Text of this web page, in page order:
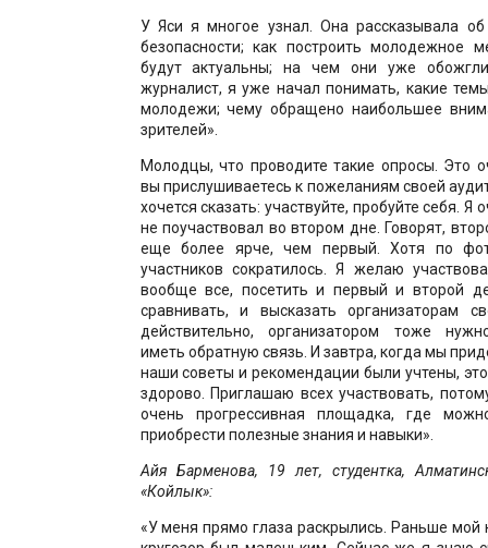
У Яси я многое узнал. Она рассказывала
безопасности; как построить молодежное
будут актуальны; на чем они уже
журналист, я уже начал понимать, какие
молодежи; чему обращено наибольшее
зрителей».
Молодцы, что проводите такие опросы. Это
вы прислушиваетесь к пожеланиям своей
хочется сказать: участвуйте, пробуйте себя. Я
не поучаствовал во втором дне. Говорят,
еще более ярче, чем первый. Хотя по
участников сократилось. Я желаю
вообще все, посетить и первый и второй
сравнивать, и высказать организаторам
действительно, организатором тоже
иметь обратную связь. И завтра, когда мы
наши советы и рекомендации были учтены,
здорово. Приглашаю всех участвовать,
очень прогрессивная площадка, где
приобрести полезные знания и навыки».
Айя Барменова, 19 лет, студентка,
«Койлык»:
«У меня прямо глаза раскрылись. Раньше мой